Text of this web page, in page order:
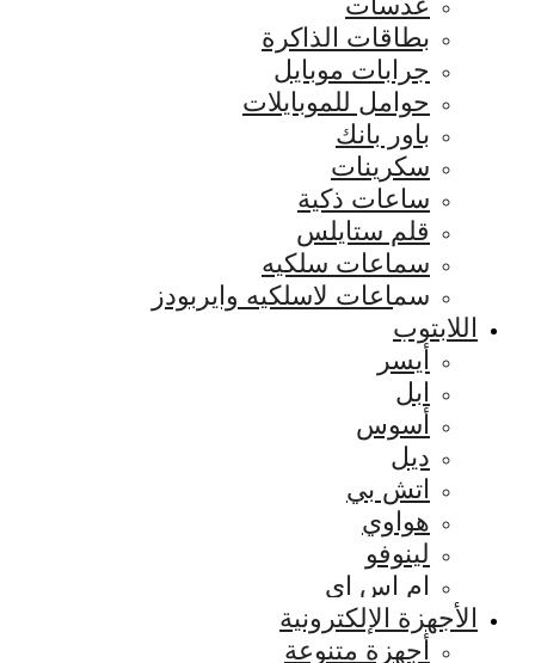
بطاقات الذاكرة
جرابات موبايل
حوامل للموبايلات
باور بانك
سكرينات
ساعات ذكية
قلم ستايلس
سماعات سلكيه
سماعات لاسلكيه وايربودز
اللابتوب
أيسر
ابل
أسوس
ديل
اتش بي
هواوي
لينوفو
ام اس اي
الأجهزة الإلكترونية
أجهزة متنوعة